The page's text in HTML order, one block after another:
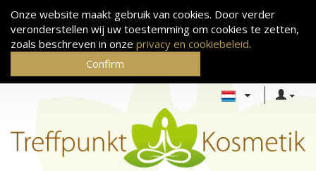
Onze website maakt gebruik van cookies. Door verder
veronderstellen wij uw toestemming om cookies te zetten,
zoals beschreven in onze privacy en cookiebeleid.
Confirm